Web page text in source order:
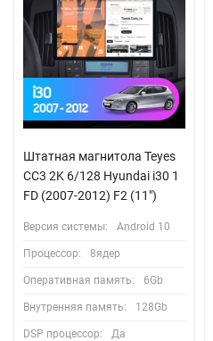
Штатная магнитола Teyes
CC3 2K 6/128 Hyundai i30 1
FD (2007-2012) F2 (11")
Версия системы: Android 10
Процессор: 8ядер
Оперативная память: 6Gb
Внутренняя память: 128Gb
DSP процессор: Да